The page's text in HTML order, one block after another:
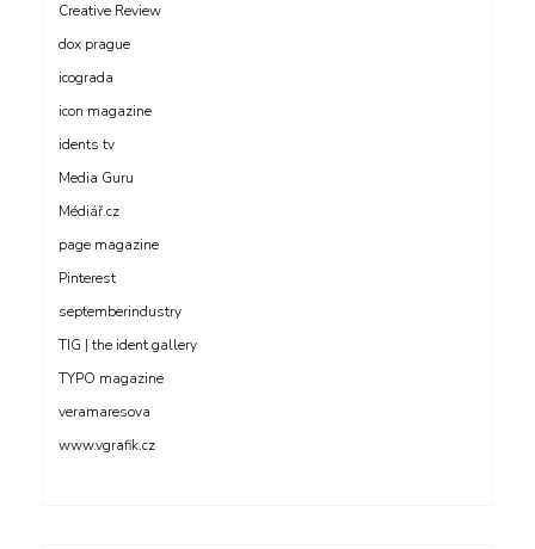
Creative Review
dox prague
icograda
icon magazine
idents tv
Media Guru
Médiář.cz
page magazine
Pinterest
septemberindustry
TIG | the ident gallery
TYPO magazine
veramaresova
www.vgrafik.cz